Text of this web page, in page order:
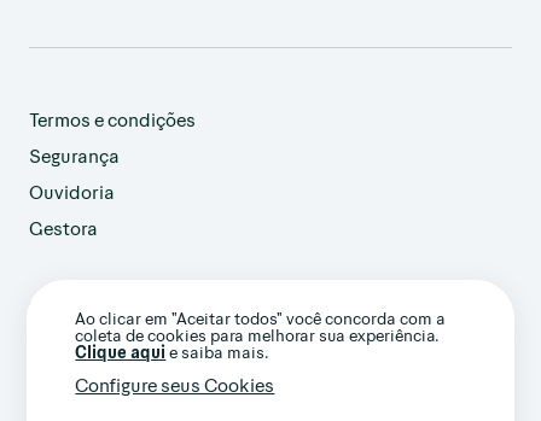
Ao clicar em "Aceitar todos" você concorda com a
coleta de cookies para melhorar sua experiência.
Clique aqui e saiba mais.
Configure seus Cookies
Termos e condições
Segurança
Ouvidoria
Gestora
customer@avenue.us
+1 786-220-7233
(Ligação internacional)